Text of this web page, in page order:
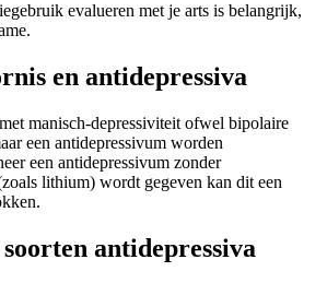
evalueren met je arts is belangrijk,
en antidepressiva
manisch-depressiviteit ofwel bipolaire
een antidepressivum worden
een antidepressivum zonder
lithium) wordt gegeven kan dit een
antidepressiva